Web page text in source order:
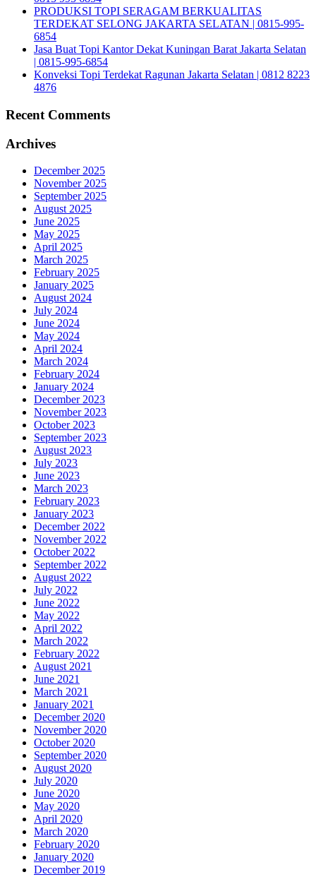
PRODUKSI TOPI SERAGAM BERKUALITAS
TERDEKAT SELONG JAKARTA SELATAN | 0815-995-
6854
Jasa Buat Topi Kantor Dekat Kuningan Barat Jakarta Selatan
| 0815-995-6854
Konveksi Topi Terdekat Ragunan Jakarta Selatan | 0812 8223
4876
Recent Comments
Archives
December 2025
November 2025
September 2025
August 2025
June 2025
May 2025
April 2025
March 2025
February 2025
January 2025
August 2024
July 2024
June 2024
May 2024
April 2024
March 2024
February 2024
January 2024
December 2023
November 2023
October 2023
September 2023
August 2023
July 2023
June 2023
March 2023
February 2023
January 2023
December 2022
November 2022
October 2022
September 2022
August 2022
July 2022
June 2022
May 2022
April 2022
March 2022
February 2022
August 2021
June 2021
March 2021
January 2021
December 2020
November 2020
October 2020
September 2020
August 2020
July 2020
June 2020
May 2020
April 2020
March 2020
February 2020
January 2020
December 2019